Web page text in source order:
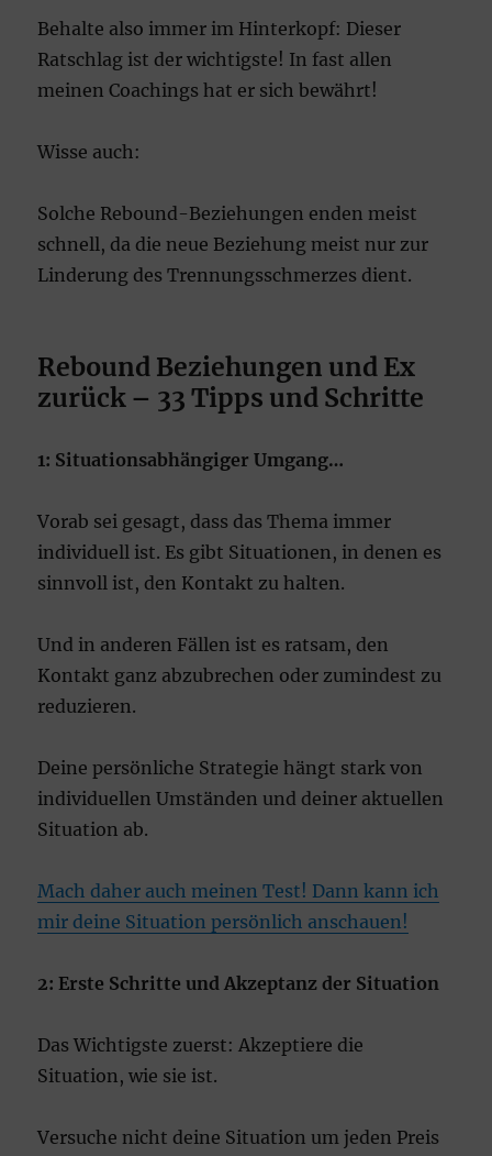
Behalte also immer im Hinterkopf: Dieser
Ratschlag ist der wichtigste! In fast allen
meinen Coachings hat er sich bewährt!
Wisse auch:
Solche Rebound-Beziehungen enden meist
schnell, da die neue Beziehung meist nur zur
Linderung des Trennungsschmerzes dient.
Rebound Beziehungen und Ex
zurück – 33 Tipps und Schritte
1: Situationsabhängiger Umgang…
Vorab sei gesagt, dass das Thema immer
individuell ist. Es gibt Situationen, in denen es
sinnvoll ist, den Kontakt zu halten.
Und in anderen Fällen ist es ratsam, den
Kontakt ganz abzubrechen oder zumindest zu
reduzieren.
Deine persönliche Strategie hängt stark von
individuellen Umständen und deiner aktuellen
Situation ab.
Mach daher auch meinen Test! Dann kann ich
mir deine Situation persönlich anschauen!
2: Erste Schritte und Akzeptanz der Situation
Das Wichtigste zuerst: Akzeptiere die
Situation, wie sie ist.
Versuche nicht deine Situation um jeden Preis